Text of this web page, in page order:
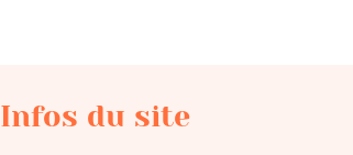
Infos du site